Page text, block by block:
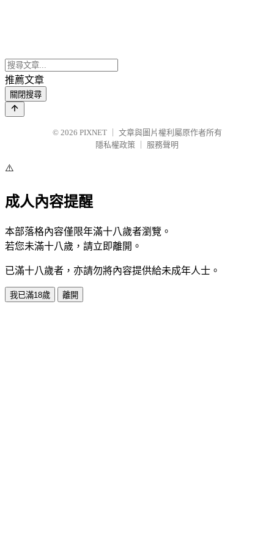
推薦文章
關閉搜尋
© 2026 PIXNET
文章與圖片權利屬原作者所有
隱私權政策
服務聲明
⚠️
成人內容提醒
本部落格內容僅限年滿十八歲者瀏覽。
若您未滿十八歲，請立即離開。
已滿十八歲者，亦請勿將內容提供給未成年人士。
我已滿18歲 離開